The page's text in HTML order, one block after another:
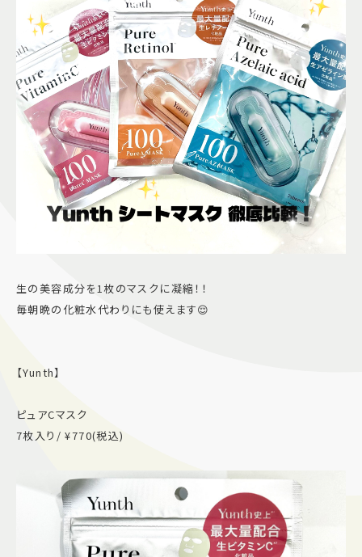
生の美容成分を1枚のマスクに凝縮！！
毎朝晩の化粧水代わりにも使えます😌
【Yunth】
ピュアCマスク
7枚入り/ ¥770(税込)